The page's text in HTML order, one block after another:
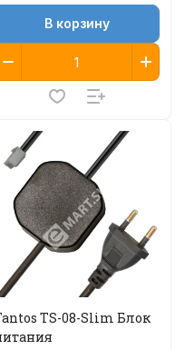
В корзину
TS-08-Slim Блок